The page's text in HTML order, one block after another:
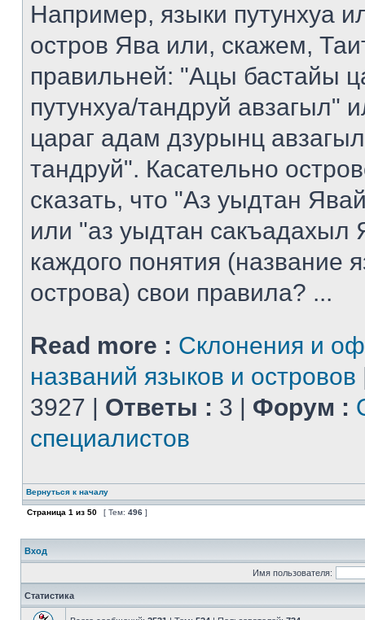
Например, языки путунхуа
остров Ява или, скажем,
правильней: "Ацы бастайы
путунхуа/тандруй авзагыл"
цараг адам дзурынц
тандруй". Касательно
сказать, что "Аз уыдтан
или "аз уыдтан сакъадахыл
каждого понятия (название
острова) свои правила? ...
Read more : Склонения и
названий языков и островов
3927 | Ответы : 3 | Форум :
специалистов
Вернуться к началу
Страница 1 из 50 [ Тем: 496 ]
Вход
Имя пользователя:
Статистика